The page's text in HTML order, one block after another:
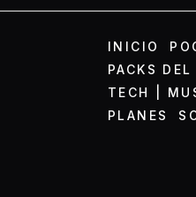
INICIO
PACKS DEL
TECH |
PLANES